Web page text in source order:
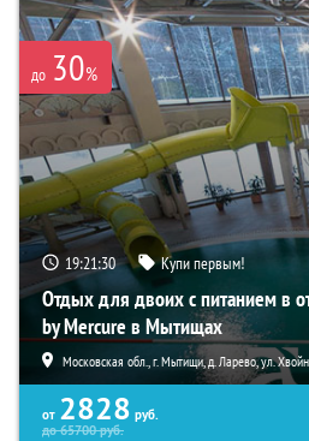
до 30%
19:21:28 Купи первым!
Отдых для двоих с питанием в
by Mercure в Мытищах
Московская обл., г. Мытищи, д. Ларево, ул.
от 2828 руб.
до65700руб.